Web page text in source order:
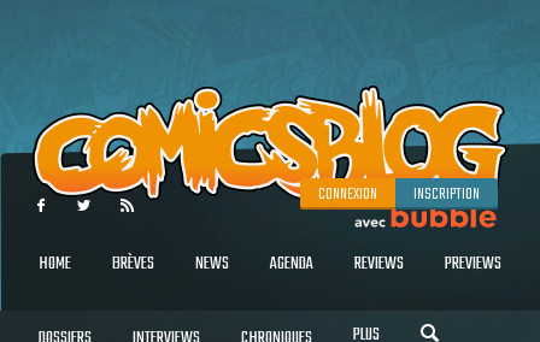
CONNEXION INSCRIPTION
HOME BRÈVES NEWS AGENDA REVIEWS PREVIEWS
PLUS